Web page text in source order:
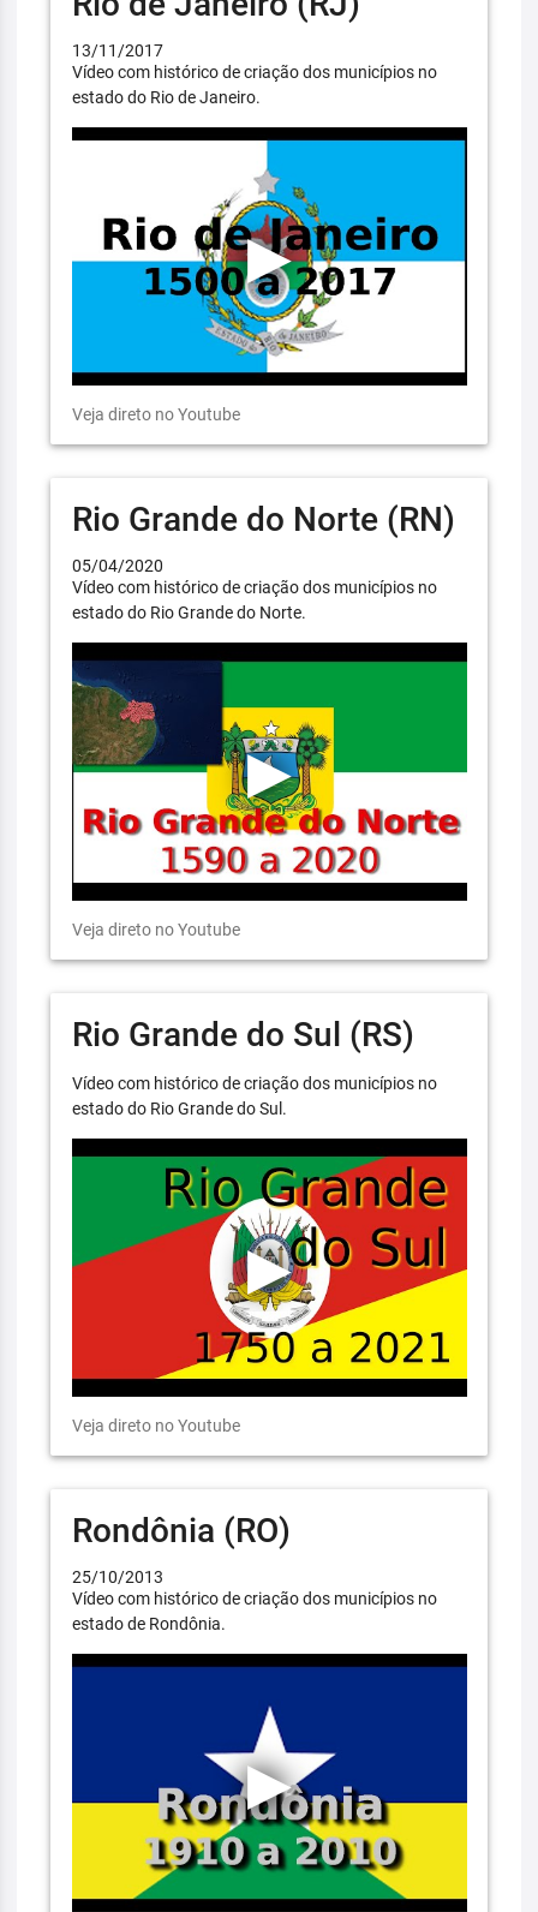
13/11/2017
Vídeo com histórico de criação dos municípios no
estado do Rio de Janeiro.
Veja direto no Youtube
Rio Grande do Norte (RN)
05/04/2020
Vídeo com histórico de criação dos municípios no
estado do Rio Grande do Norte.
Veja direto no Youtube
Rio Grande do Sul (RS)
Vídeo com histórico de criação dos municípios no
estado do Rio Grande do Sul.
Veja direto no Youtube
Rondônia (RO)
25/10/2013
Vídeo com histórico de criação dos municípios no
estado de Rondônia.